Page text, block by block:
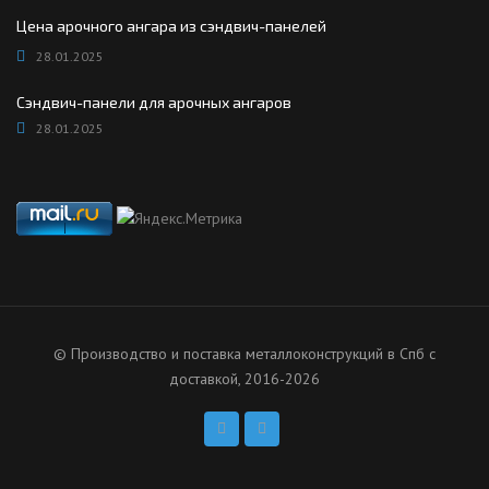
Цена арочного ангара из сэндвич-панелей
28.01.2025
Сэндвич-панели для арочных ангаров
28.01.2025
© Производство и поставка металлоконструкций в Спб с
доставкой, 2016-2026